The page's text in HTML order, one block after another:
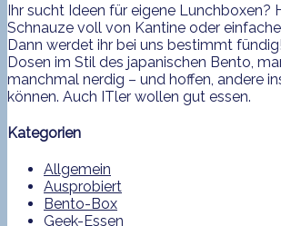
Ihr sucht Ideen für eigene Lunchboxen?
Schnauze voll von Kantine oder
Dann werdet ihr bei uns bestimmt
Dosen im Stil des japanischen Bento,
manchmal nerdig – und hoffen, andere
können. Auch ITler wollen gut essen.
Kategorien
Allgemein
Ausprobiert
Bento-Box
Geek-Essen